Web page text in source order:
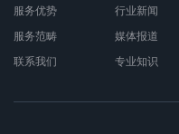
服务优势
服务范畴
联系我们
行业新闻
媒体报道
专业知识